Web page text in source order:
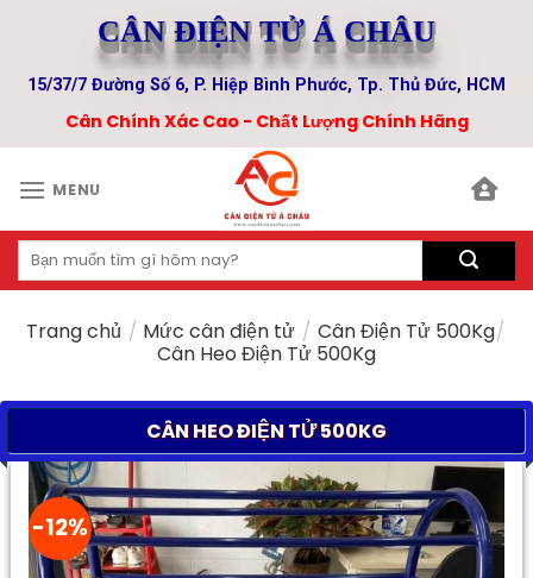
content
CÂN ĐIỆN TỬ Á CHÂU
15/37/7 Đường Số 6, P. Hiệp Bình Phước, Tp. Thủ Đức, HCM
Cân Chính Xác Cao - Chất Lượng Chính Hãng
MENU
Tìm
kiếm:
Trang chủ / Mức cân điện tử / Cân Điện Tử 500Kg/
Cân Heo Điện Tử 500Kg
CÂN HEO ĐIỆN TỬ 500KG
-12%